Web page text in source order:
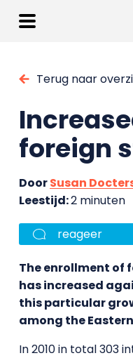
Terug naar
foreign
DoorSusan
Leestijd:2 minuten
reageer
Theenrollment of
has increased
this particular
among the
In 2010 in total 303